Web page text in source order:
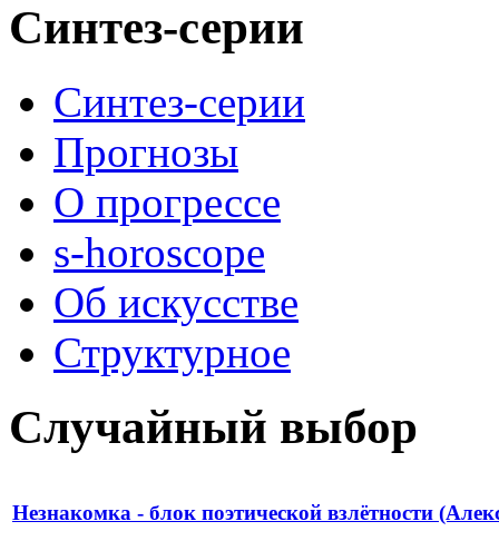
Синтез-серии
Синтез-серии
Прогнозы
О прогрессе
s-horoscope
Об искусстве
Структурное
Случайный выбор
Незнакомка - блок поэтической взлётности